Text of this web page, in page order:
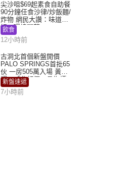
尖沙咀$69起素食自助餐
90分鐘任食沙律/炒飯麵/
炸物 網民大讚：味道
好，環境闊落
飲食
12小時前
古洞北首個新盤開價
PALO SPRINGS首批65
伙 一房505萬入場 黃光
耀：「北都價」具指標
作用
新盤速遞
7小時前